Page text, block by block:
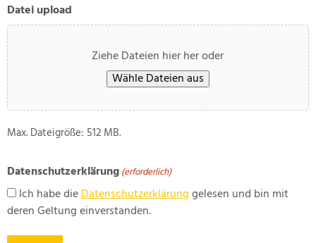
Datei upload
Ziehe Dateien hier her oder
Wähle Dateien aus
Max. Dateigröße: 512 MB.
Datenschutzerklärung(erforderlich)
Ich habe dieDatenschutzerklärunggelesen und bin mit
deren Geltung einverstanden.